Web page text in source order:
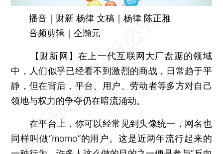
播音｜财新 杨律 文稿｜杨律 陈正雅
音频剪辑｜仝瀚元
【财新网】在上一代互联网大厂盘踞的领域
中，人们似乎已经看不到激烈的商战，日常趋于平
静，但在背后，平台、用户、劳动者等多方对自己
领地与权力的争夺仍在暗流涌动。
在平台上，你可以经常见到头像统一，网名也
同样叫做“momo”的用户。这是近两年流行起来的